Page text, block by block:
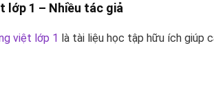
lớp 1 – Nhiều tác giả
việt lớp 1 là tài liệu học tập hữu ích giúp